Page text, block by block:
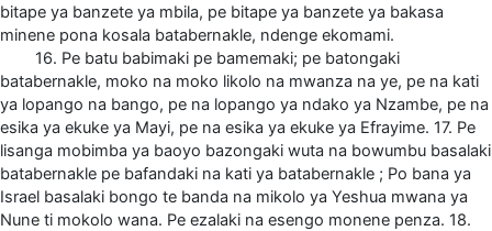
bitape ya banzete ya mbila, pe bitape ya banzete ya bakasa
minene pona kosala batabernakle, ndenge ekomami.
16. Pe batu babimaki pe bamemaki; pe batongaki
batabernakle, moko na moko likolo na mwanza na ye, pe na kati
ya lopango na bango, pe na lopango ya ndako ya Nzambe, pe na
esika ya ekuke ya Mayi, pe na esika ya ekuke ya Efrayime. 17. Pe
lisanga mobimba ya baoyo bazongaki wuta na bowumbu basalaki
batabernakle pe bafandaki na kati ya batabernakle ; Po bana ya
Israel basalaki bongo te banda na mikolo ya Yeshua mwana ya
Nune ti mokolo wana. Pe ezalaki na esengo monene penza. 18.